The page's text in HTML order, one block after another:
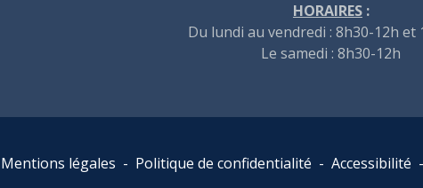
HORAIRES:
Du lundi au vendredi : 8h30-12h et
Le samedi : 8h30-12h
Mentions légales - Politique de confidentialité - Accessibilité -